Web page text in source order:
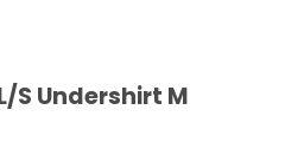
S Undershirt M